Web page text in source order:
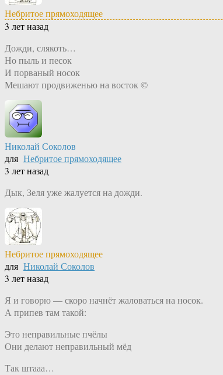
Небритое прямоходящее
3 лет назад
Дожди, слякоть…
Но пыль и песок
И порваный носок
Мешают продвиженью на восток ©
Николай Соколов
для Небритое прямоходящее
3 лет назад
Дык, Зеля уже жалуется на дожди.
Небритое прямоходящее
для Николай Соколов
3 лет назад
Я и говорю — скоро начнёт жаловаться на носок.
А припев там такой:
Это неправильные пчёлы
Они делают неправильный мёд
Так штааа…